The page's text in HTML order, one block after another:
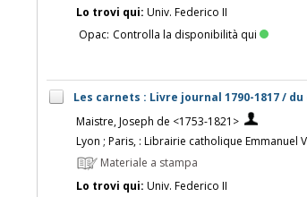
Lo trovi qui: Univ. Federico II
Opac: Controlla la disponibilità qui
Les carnets : Livre journal 1790-1817 /
Maistre, Joseph de <1753-1821>
Lyon ; Paris, : Librairie catholique Emmanuel
Materiale a stampa
Lo trovi qui: Univ. Federico II